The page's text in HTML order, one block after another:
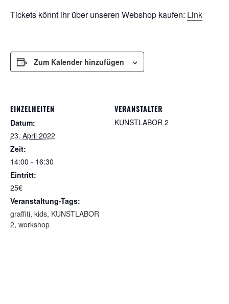
Tickets könnt ihr über unseren Webshop kaufen: Link
Zum Kalender hinzufügen
EINZELHEITEN
Datum:
23. April 2022
Zeit:
14:00 - 16:30
Eintritt:
25€
Veranstaltung-Tags:
graffiti, kids, KUNSTLABOR
2, workshop
VERANSTALTER
KUNSTLABOR 2